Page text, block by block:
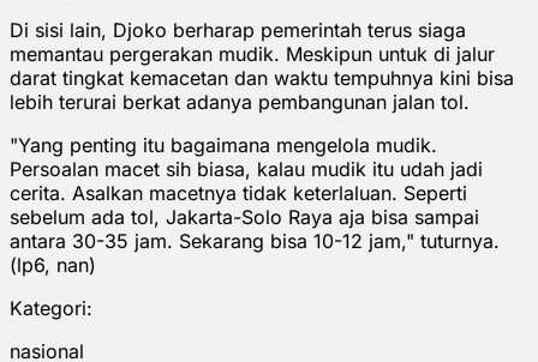
Di sisi lain, Djoko berharap pemerintah terus siaga
memantau pergerakan mudik. Meskipun untuk di jalur
darat tingkat kemacetan dan waktu tempuhnya kini bisa
lebih terurai berkat adanya pembangunan jalan tol.
"Yang penting itu bagaimana mengelola mudik.
Persoalan macet sih biasa, kalau mudik itu udah jadi
cerita. Asalkan macetnya tidak keterlaluan. Seperti
sebelum ada tol, Jakarta-Solo Raya aja bisa sampai
antara 30-35 jam. Sekarang bisa 10-12 jam," tuturnya.
(lp6, nan)
Kategori:
nasional